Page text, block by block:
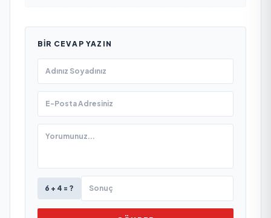
BIR CEVAP YAZIN
6 + 4 = ?